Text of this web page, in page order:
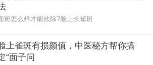
斑怎么样才能祛除?脸上长雀斑
上雀斑有损颜值，中医秘方帮你搞
“面子问